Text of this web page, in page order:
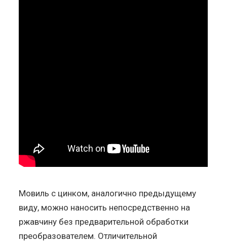
Мовиль с цинком, аналогично предыдущему
виду, можно наносить непосредственно на
ржавчину без предварительной обработки
преобразователем. Отличительной